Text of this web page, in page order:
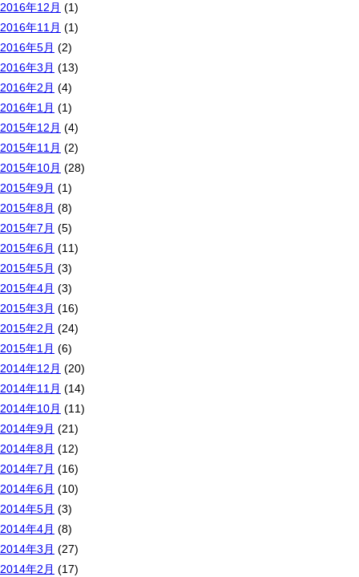
2016年12月 (1)
2016年11月 (1)
2016年5月 (2)
2016年3月 (13)
2016年2月 (4)
2016年1月 (1)
2015年12月 (4)
2015年11月 (2)
2015年10月 (28)
2015年9月 (1)
2015年8月 (8)
2015年7月 (5)
2015年6月 (11)
2015年5月 (3)
2015年4月 (3)
2015年3月 (16)
2015年2月 (24)
2015年1月 (6)
2014年12月 (20)
2014年11月 (14)
2014年10月 (11)
2014年9月 (21)
2014年8月 (12)
2014年7月 (16)
2014年6月 (10)
2014年5月 (3)
2014年4月 (8)
2014年3月 (27)
2014年2月 (17)